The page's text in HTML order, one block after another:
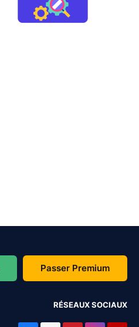
Passer Premium
RÉSEAUX SOCIAUX